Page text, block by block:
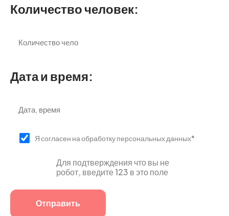
Количество человек:
Дата и время:
Я согласен на обработку персональных данных*
Для подтверждения что вы не
робот, введите 123 в это поле